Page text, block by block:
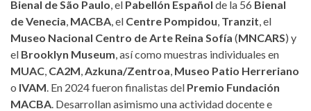
Bienal de São Paulo, el Pabellón Español de la 56 Bienal
de Venecia, MACBA, el Centre Pompidou, Tranzit, el
Museo Nacional Centro de Arte Reina Sofía (MNCARS) y
el Brooklyn Museum, así como muestras individuales en
MUAC, CA2M,Azkuna/Zentroa, Museo Patio Herreriano
o IVAM. En 2024 fueron finalistas del Premio Fundación
MACBA. Desarrollan asimismo una actividad docente e